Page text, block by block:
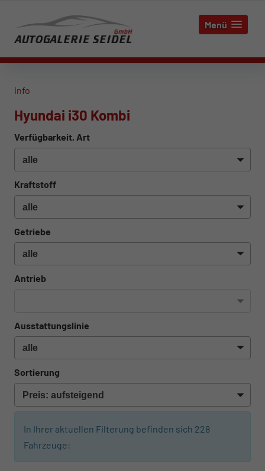
Menü
info
Hyundai i30 Kombi
Verfügbarkeit, Art
Kraftstoff
Getriebe
Antrieb
Ausstattungslinie
Sortierung
In Ihrer aktuellen Filterung befinden sich 228
Fahrzeuge:
ab 280,– € mtl.